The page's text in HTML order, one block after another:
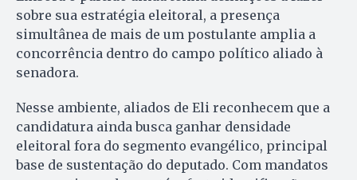
sobre sua estratégia eleitoral, a presença
simultânea de mais de um postulante amplia a
concorrência dentro do campo político aliado à
senadora.
Nesse ambiente, aliados de Eli reconhecem que a
candidatura ainda busca ganhar densidade
eleitoral fora do segmento evangélico, principal
base de sustentação do deputado. Com mandatos